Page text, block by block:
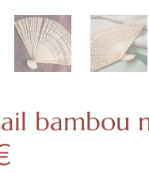
bambou